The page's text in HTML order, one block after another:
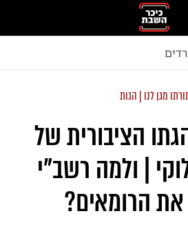
מגן לנו | הגות
הציבורית של
| ולמה רשב"י
הרומאים?